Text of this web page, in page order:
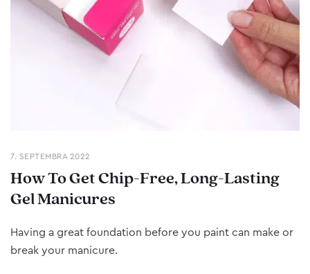
7. SEPTEMBRA 2022
How To Get Chip-Free, Long-Lasting
Gel Manicures
Having a great foundation before you paint can make or
break your manicure.